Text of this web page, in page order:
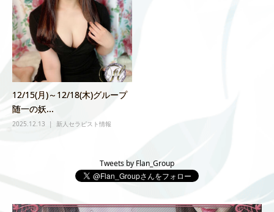
12/15(月)～12/18(木)グループ
随一の妖...
2025.12.13 新人セラピスト情報
Tweets by Flan_Group